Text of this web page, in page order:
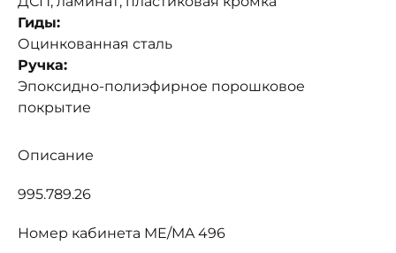
Гиды:
Оцинкованная сталь
Ручка:
Эпоксидно-полиэфирное порошковое
покрытие
Описание
995.789.26
Номер кабинета ME/MA 496